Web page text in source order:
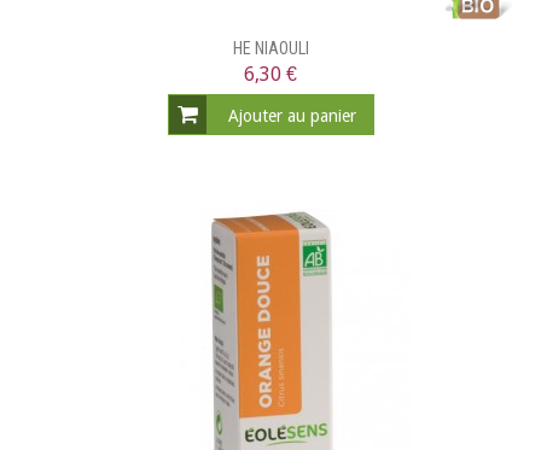
HE NIAOULI
6,30 €
Ajouter au panier